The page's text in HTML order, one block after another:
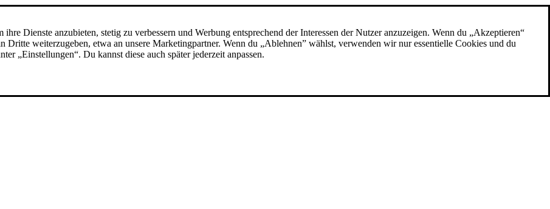
Dienste anzubieten, stetig zu verbessern und Werbung entsprechend der Interessen der Nutzer anzuzeigen. Wenn du „Akzeptieren“
Dritte weiterzugeben, etwa an unsere Marketingpartner. Wenn du „Ablehnen” wählst, verwenden wir nur essentielle Cookies und du
„Einstellungen“. Du kannst diese auch später jederzeit anpassen.